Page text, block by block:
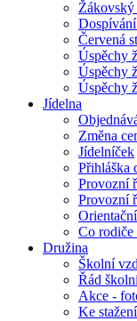
Žákovský
Červená
Úspěchy
Úspěchy
Úspěchy
Jídelna
Změna
Jídelníček
Přihláška
Provozní
Provozní
Co rodiče
Družina
Školní
Řád
Akce -
Ke stažení